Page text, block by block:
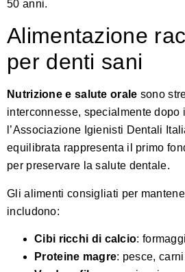
50 anni.
Alimentazione
per denti sani
Nutrizione e salute orale sono
interconnesse, specialmente dopo
l’Associazione Igienisti Dentali
equilibrata rappresenta il primo
per preservare la salute dentale.
Gli alimenti consigliati per
includono:
Cibi ricchi di calcio:
Proteine magre: pesce,